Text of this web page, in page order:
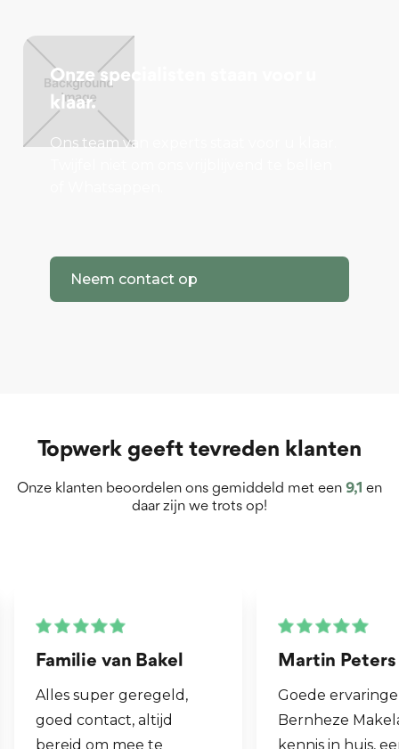
Onze specialisten staan voor u
klaar.
Ons team van experts staat voor u klaar.
Neem contact op
Topwerk geeft tevreden klanten
Onze klanten beoordelen ons gemiddeld met een 9,1 en
daar zijn we trots op!
Martin Peters
Goede ervaringen met
Bernheze Makelaars, veel
kennis in huis, eens onze
Henk van
Fijne makelaar.
al mijn 2e
hen laten